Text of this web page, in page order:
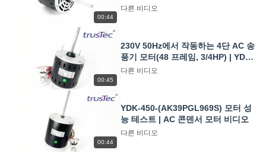
00:44
KSD 개요 및 사양
다른 비디오
00:45
230V 50Hz에서 작동하는 4단 AC 송
풍기 모터(48 프레임, 3/4HP) | YDK-
550-4B60 테스트
다른 비디오
00:44
YDK-450-(AK39PGL969S) 모터 성
능 테스트 | AC 콘덴서 모터 비디오
다른 비디오